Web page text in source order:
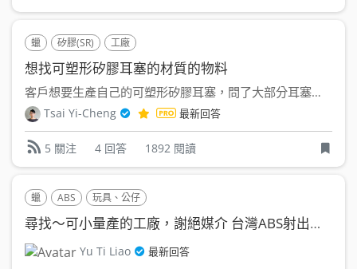
蠟 矽膠(SR) 工廠
想找可塑形矽膠耳塞的材質的物料
客戶想要生產自己的可塑形矽膠耳塞，問了大部分耳塞工廠，都說...
Tsai Yi-Cheng 最新回答
5 關注 4 回答 1892 閱讀
蠟 ABS 玩具、公仔
尋找～可小量產的工廠，謝絕媒介 台灣ABS射出廠玩具1萬PS 台灣蠟筆生產廠1萬PS
Yu Ti Liao 最新回答